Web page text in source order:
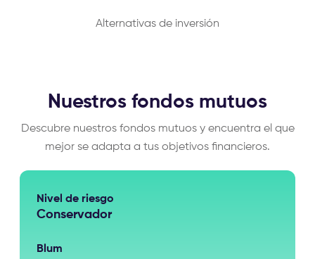
Alternativas de inversión
Nuestros fondos mutuos
Descubre nuestros fondos mutuos y encuentra el que
mejor se adapta a tus objetivos financieros.
Nivel de riesgo
Conservador
Blum